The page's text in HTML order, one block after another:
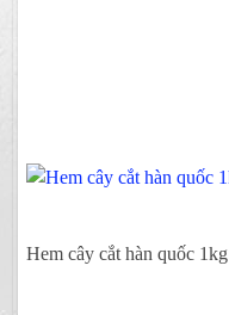
Hem cây cắt hàn quốc 1kg